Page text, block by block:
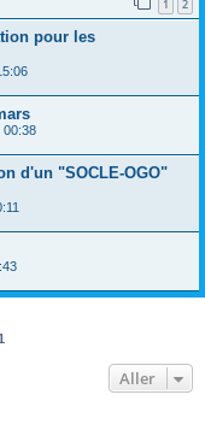
1 2
pour les
00:38
d'un "SOCLE-OGO"
Aller